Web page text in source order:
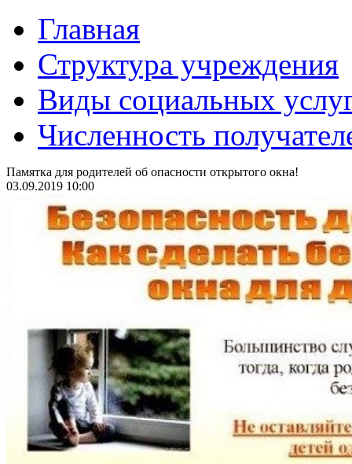
Главная
Структура учреждения
Виды социальных
Численность
Памятка для родителей об опасности открытого окна!
03.09.2019 10:00